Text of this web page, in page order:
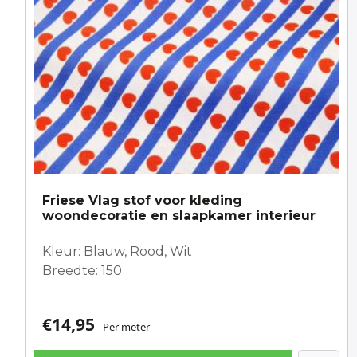
Friese Vlag stof voor kleding
woondecoratie en slaapkamer interieur
Kleur: Blauw, Rood, Wit
Breedte: 150
€14,95 Per meter